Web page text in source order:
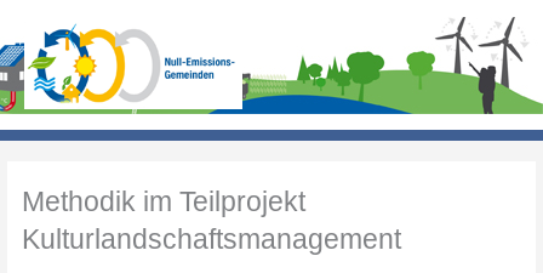
springen
Methodik im Teilprojekt
Kulturlandschaftsmanagement